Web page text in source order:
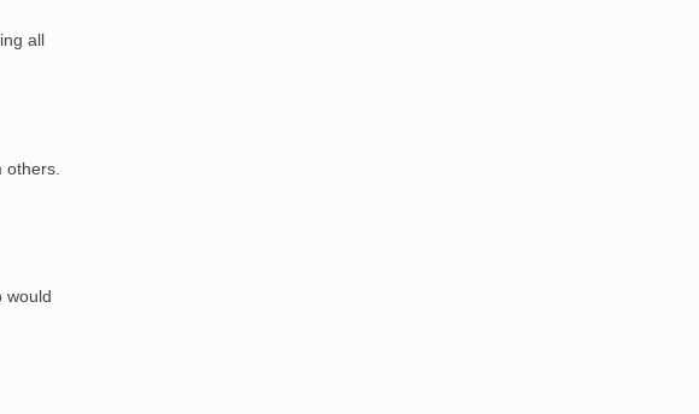
all
others
would